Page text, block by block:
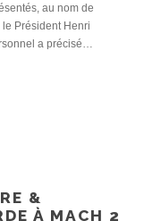
au nom de
Président Henri
a précisé…
&
À MACH 2